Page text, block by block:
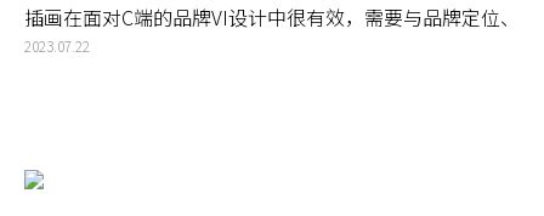
插画在面对C端的品牌VI设计中很有效，需要与品牌定位、
品牌战略有更紧密的关联才能真正打动消费者
2023.07.22